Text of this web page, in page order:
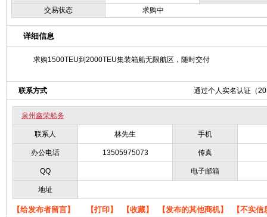
交易状态
求购中
详细信息
求购1500TEU到2000TEU集装箱船无限航区，随时交付
联系方式 通过个人实名认证（
泉州鑫荣船务
联系人 林先生 手机
办公电话 13505975073 传真
QQ 电子邮箱
地址
【给发布者留言】 【打印】 【收藏】 【发布的其他商机】 【不实